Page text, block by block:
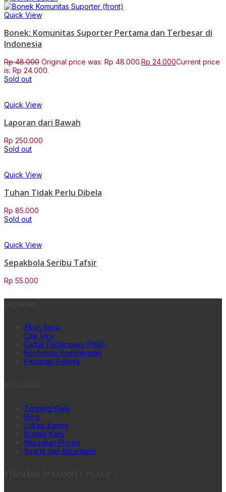
Quick View
Bonek: Komunitas Suporter Pertama dan Terbesar di
Indonesia
Rp48.000 Original price was: Rp 48.000.Rp 24.000Current price
is: Rp 24.000.
Sold out
Quick View
Laporan dari Bawah
Rp 250.000
Sold out
Quick View
Tuhan Tidak Perlu Dibela
Rp 85.000
Sold out
Quick View
Sepakbola Seribu Tafsir
Rp 55.000
Akun Saya
Cek Resi
Daftar Pertanyaan (FAQ)
Konfirmasi Pembayaran
Panduan Belanja
Tentang Kami
Blog
Lokasi Kantor
Kontak Kami
Kebijakan Privasi
Syarat dan Ketentuan